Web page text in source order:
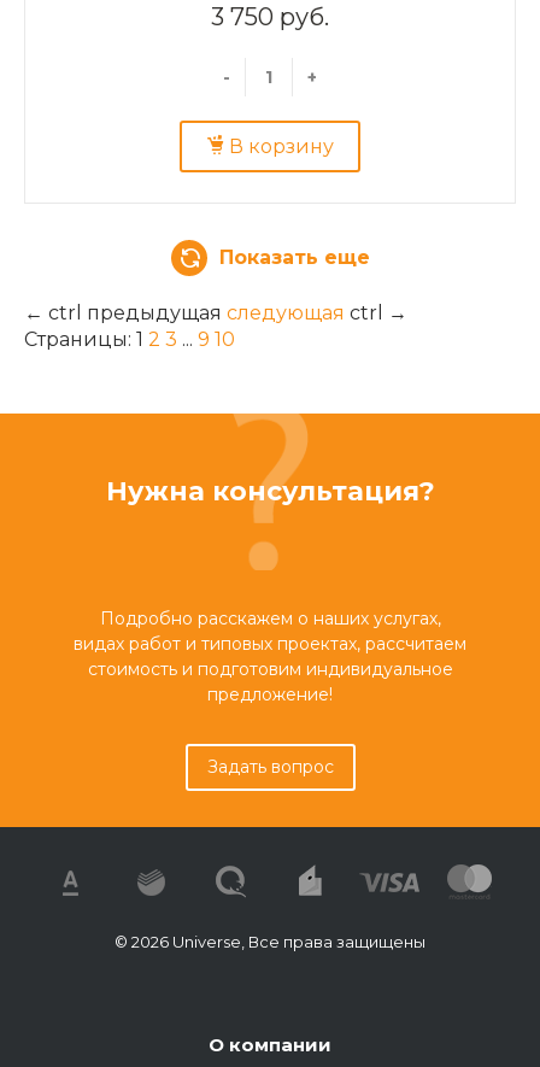
3 750 руб.
- +
В корзину
Показать еще
← ctrl предыдущая следующая ctrl
→
Страницы: 1 2 3 ... 9 10
Нужна консультация?
Подробно расскажем о наших услугах,
видах работ и типовых проектах, рассчитаем
стоимость и подготовим индивидуальное
предложение!
Задать вопрос
© 2026 Universe, Все права защищены
О компании